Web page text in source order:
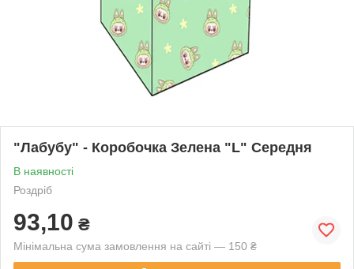
"Лабубу" - Коробочка Зелена "L" Середня
В наявності
Роздріб
93,10 ₴
Мінімальна сума замовлення на сайті — 150 ₴